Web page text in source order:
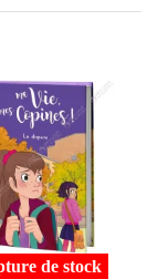
Rupture de stock